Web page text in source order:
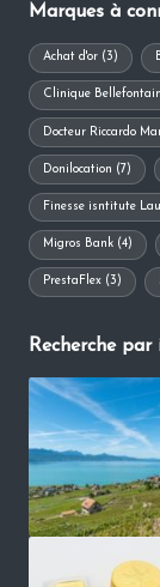
Marques à
Achat d'or (3)
Clinique
Docteur Riccardo
Donilocation (7)
Finesse isntitute
Migros Bank (4)
PrestaFlex (3)
Recherche par